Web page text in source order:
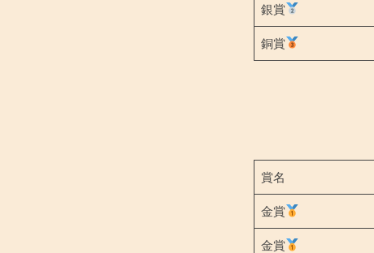
ー
ル
者
2024
銀賞
銅賞
賞名
金賞
金賞